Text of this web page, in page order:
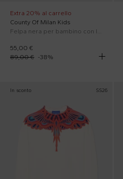
Extra 20% al carrello
County Of Milan Kids
Felpa nera per bambino con logo
55,00 €
89,00 € -38%
In sconto SS26